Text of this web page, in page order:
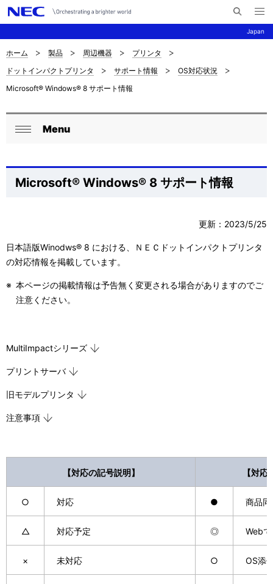
Japan
イ
メ
ニ
ュ
ナ
ビ
ー
ン
サ
イ
内
現
在
を
表
示
て
い
ま
す
ホーム 製品 周辺機器
プリンタ
ドットインパクトプリンタ
サポート情報
OS対応状況
Microsoft® Windows® 8 サポート情報
ロ
カ
ビ
ゲ
ー
る
Menu
Microsoft® Windows® 8 サポート情報
更新：2023/5/25
日本語版Winodws® 8 における、ＮＥＣドットインパクトプリンタ
の対応情報を掲載しています。
※ 本ページの掲載情報は予告無く変更される場合がありますのでご
注意ください。
MultiImpactシリーズ
プリントサーバ
旧モデルプリンタ
注意事項
【対応の記号説明】 【対
○ 対応 ● 商品
△ 対応予定 ◎ Web
× 未対応 ○ OS添